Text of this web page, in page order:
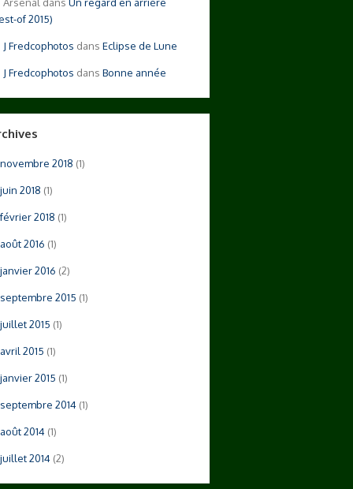
of 2015)
Fredcophotos dans Eclipse de Lune
Fredcophotos dans Bonne année
novembre 2018 (1)
juin 2018 (1)
février 2018 (1)
août 2016 (1)
janvier 2016 (2)
septembre 2015 (1)
juillet 2015 (1)
avril 2015 (1)
janvier 2015 (1)
septembre 2014 (1)
août 2014 (1)
juillet 2014 (2)